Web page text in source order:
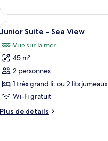
Argentario
Suite
Argentario
Suite
Afficher
toutes
les
photos
pour
ce
type
chambre :
6
Junior Suite - Sea View
Vue sur la mer
45 m²
2 personnes
1 très grand lit ou 2 lits jumeaux
Wi-Fi gratuit
Plus de détails
Plus